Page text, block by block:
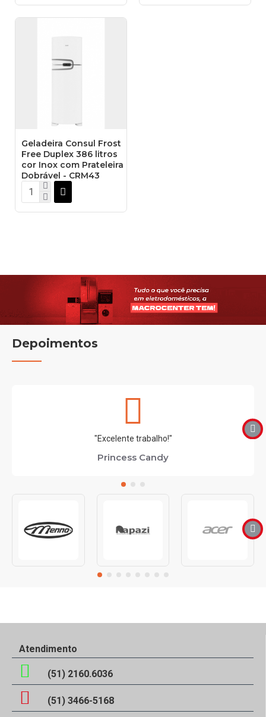
Geladeira Consul Frost
Free Duplex 386 litros
cor Inox com Prateleira
Dobrável - CRM43
Depoimentos
"Excelente trabalho!"
Princess Candy
Atendimento
(51) 2160.6036
(51) 3466-5168